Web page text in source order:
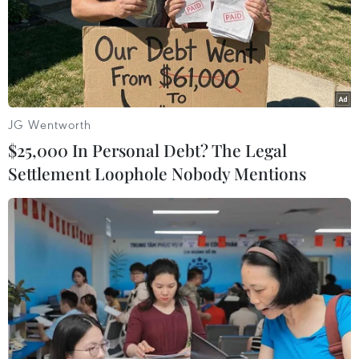
định vị GPS.
Một số công trình nghiên cứu thử nghiệm cảnh
báo sớm hiện tượng trượt lở đất đá cũng được
triển khai ở Lào Cai, Hà Giang, Cao Bằng, Quảng
Tài nguyên và Môi trường, đã ứng dụng thành
công việc phân tích ảnh viễn thám trong đánh
giá hiện trạng sạt lở đất đá ở vùng miền núi.
Tuy nhiên, như thừa nhận của các nhà khoa
học, Việt Nam hiện tại chưa có khả năng dự báo
được sạt lở đất. Ngay cả việc cảnh báo sớm cũng
chưa đạt hiệu quả cao.
Theo Phó Giáo sư-Tiến sỹ Trần Tuấn Anh, có
nhiều nguyên nhân dẫn đến tình trạng trên.
JG Wentworth
$25,000 In Personal Debt? The Legal
Settlement Loophole Nobody Mentions